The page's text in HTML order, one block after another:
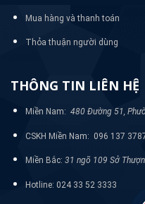
Mua hàng và thanh toán
Thỏa thuận người dùng
THÔNG TIN LIÊN HỆ
Miền Nam: 480 Đường 51,
CSKH Miền Nam: 096 137
Miền Bắc: 31 ngõ 109 Sở
Hotline: 024 33 52 3333